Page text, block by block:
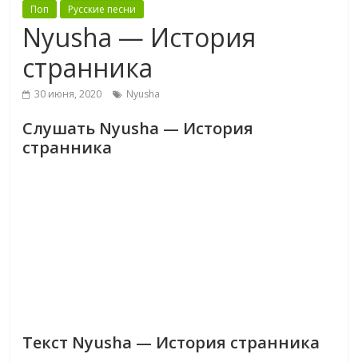
Поп Русские песни
Nyusha — История
странника
30 июня, 2020 Nyusha
Слушать Nyusha — История
странника
Текст Nyusha — История странника